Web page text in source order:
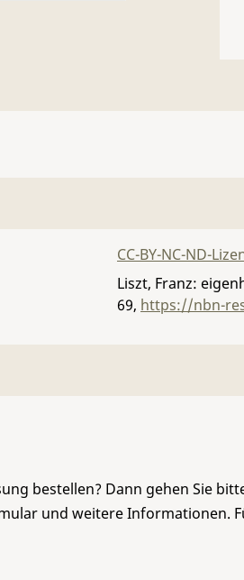
CC-BY-NC-ND-
Liszt, Franz:
69, https://nbn-
bestellen? Dann gehen Sie
und weitere Informationen.